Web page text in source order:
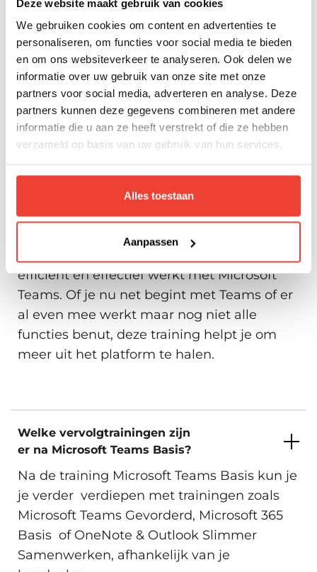
Deze website maakt gebruik van cookies
We gebruiken cookies om content en advertenties te
personaliseren, om functies voor social media te bieden
en om ons websiteverkeer te analyseren. Ook delen we
informatie over uw gebruik van onze site met onze
partners voor social media, adverteren en analyse. Deze
partners kunnen deze gegevens combineren met andere
informatie die u aan ze heeft verstrekt of die ze hebben
verzameld op basis van uw gebruik van hun services.
Alles toestaan
Aanpassen
Beschikbare trainingslocaties
Inschrijven
Vrijdag 23 Oktober 2026
Amsterdam, Arnhem, Den Haag,
Eindhoven, Groningen, Hengelo,
Rotterdam, Utrecht, Zwolle en
Virtueel.
Donderdag 29 Oktober 2026
Amsterdam, Arnhem, Den Haag,
Eindhoven, Groningen, Hengelo,
Rotterdam, Utrecht, Zwolle en
Virtueel.
Beschikbare trainingslocaties
Inschrijven
Maandag 2 November 2026
Virtueel.
Beschikbare trainingslocaties
Donderdag 12 November 2026
Amsterdam, Arnhem, Den Haag,
Eindhoven, Groningen, Hengelo,
Rotterdam, Utrecht, Zwolle en
Virtueel.
Veelgestelde vragen
Voor wie is de training
Microsoft Teams Basis
De training Microsoft Teams Basis is
efficiënt en effectief werkt met Microsoft
Teams. Of je nu net begint met Teams of er
al even mee werkt maar nog niet alle
functies benut, deze training helpt je om
meer uit het platform te halen.
Welke vervolgtrainingen zijn
er na Microsoft Teams Basis?
Na de training Microsoft Teams Basis kun je
je verder verdiepen met trainingen zoals
Microsoft Teams Gevorderd, Microsoft 365
Basis of OneNote & Outlook Slimmer
Samenwerken, afhankelijk van je